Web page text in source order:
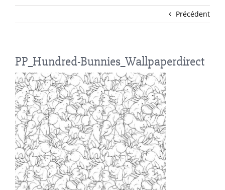
Précédent
PP_Hundred-Bunnies_Wallpaperdirect